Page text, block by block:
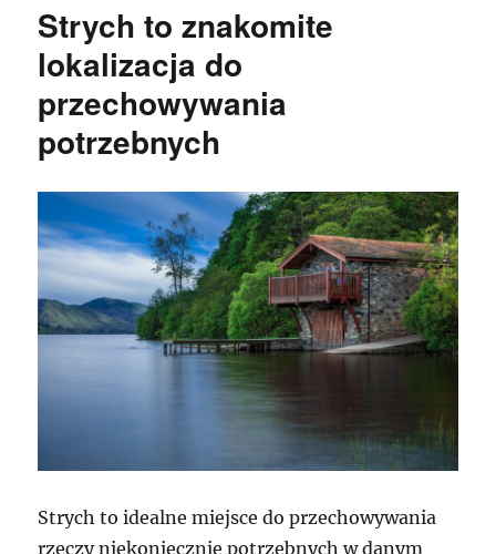
Strych to znakomite
lokalizacja do
przechowywania
potrzebnych
Strych to idealne miejsce do przechowywania
rzeczy niekoniecznie potrzebnych w danym